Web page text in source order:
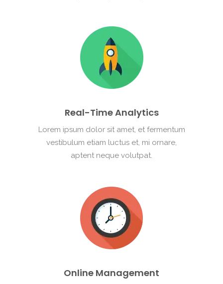
Real-Time Analytics
Lorem ipsum dolor sit amet, et fermentum
vestibulum etiam luctus et, mi ornare,
aptent neque volutpat.
Online Management